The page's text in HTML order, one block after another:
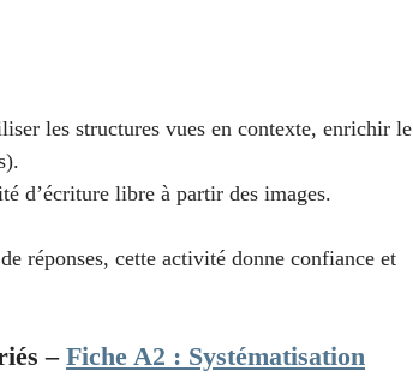
les structures vues en contexte, enrichir le
d’écriture libre à partir des images.
réponses, cette activité donne confiance et
– Fiche A2 : Systématisation